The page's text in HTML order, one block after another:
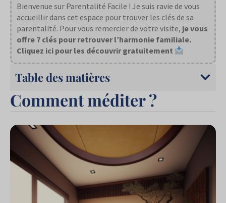
Bienvenue sur Parentalité Facile ! Je suis ravie de vous
accueillir dans cet espace pour trouver les clés de sa
parentalité. Pour vous remercier de votre visite, je vous
offre 7 clés pour retrouver l’harmonie familiale.
Cliquez ici pour les découvrir gratuitement
Table des matières
Comment méditer ?